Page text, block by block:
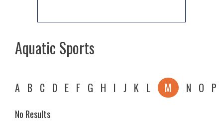
Aquatic Sports
A B C D E F G H I J K L M N O P
No Results